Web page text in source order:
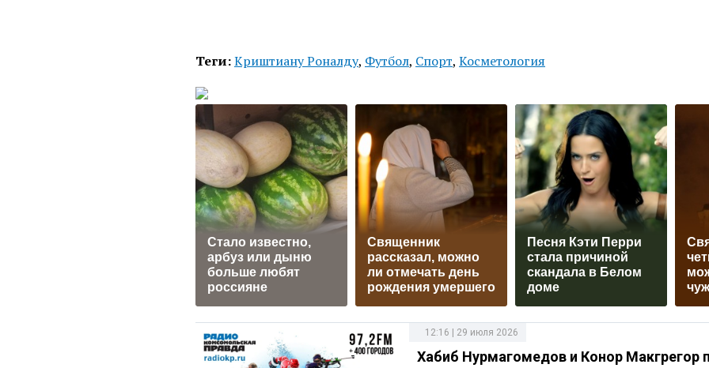
Теги:Криштиану Роналду, Футбол, Спорт, Косметология
Стало известно,
арбуз или дыню
больше любят
россияне
Священник
рассказал, можно
ли отмечать день
рождения умершего
Песня Кэти Перри
стала причиной
скандала в Белом
доме
12:16 | 29 июля 2026
Хабиб Нурмагомедов и Конор Макгрегор